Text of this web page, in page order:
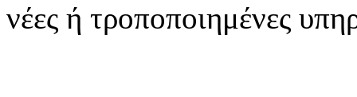
νέες ή τροποποιημένες